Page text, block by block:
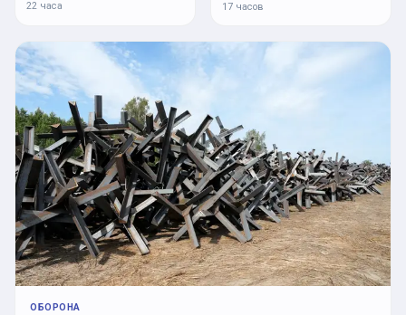
22 часа 17 часов
ОБОРОНА